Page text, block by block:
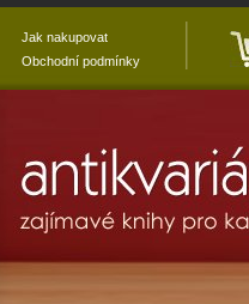
Jak nakupovat
Obchodní podmínky